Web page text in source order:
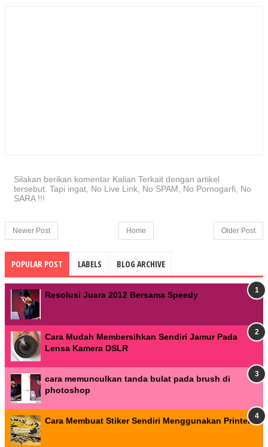
Silakan berikan komentar Kalian Terkait dengan artikel
tersebut. Tapi ingat, No Live Link, No SPAM, No Pornogarfi, No
SARA !!!
Newer Post Older Post
Home
POPULAR POST LABELS BLOG ARCHIVE
Resolusi Juara 2012 Bersama Speedy
Cara Mudah Membersihkan Sendiri Jamur Pada
Lensa Kamera DSLR
cara memunculkan tanda bulat pada brush di
photoshop
Cara Membuat Stiker Sendiri Menggunakan Printer